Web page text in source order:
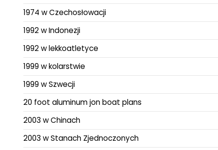
1974 w Czechosłowacji
1992 w Indonezji
1992 w lekkoatletyce
1999 w kolarstwie
1999 w Szwecji
20 foot aluminum jon boat plans
2003 w Chinach
2003 w Stanach Zjednoczonych